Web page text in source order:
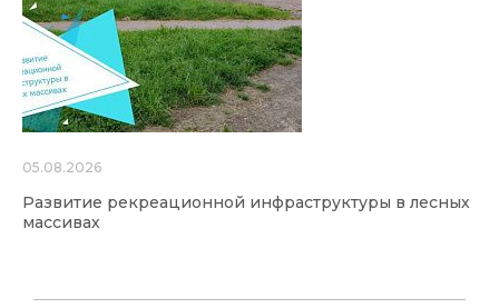
05.08.2026
Развитие рекреационной инфраструктуры в лесных
массивах